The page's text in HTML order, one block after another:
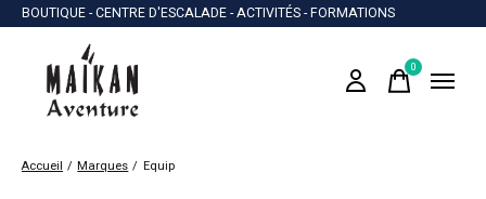
BOUTIQUE - CENTRE D'ESCALADE - ACTIVITÉS - FORMATIONS
0items
Accueil / Marques / Equip